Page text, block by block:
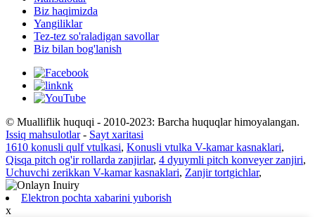
Biz haqimizda
Yangiliklar
Tez-tez so'raladigan savollar
Biz bilan bog'lanish
© Mualliflik huquqi - 2010-2023: Barcha huquqlar himoyalangan.
Issiq mahsulotlar- Sayt xaritasi
1610 konusli qulf vtulkasi, Konusli vtulka V-kamar kasnaklari,
Qisqa pitch og'ir rollarda zanjirlar, 4 dyuymli pitch konveyer zanjiri,
Uchuvchi zerikkan V-kamar kasnaklari, Zanjir tortgichlar,
Elektron pochta xabarini yuborish
x